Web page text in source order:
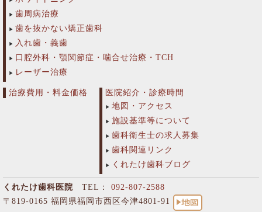
歯周病治療
歯を抜かない矯正歯科
入れ歯・義歯
口腔外科・顎関節症・噛合せ治療・TCH
レーザー治療
治療費用・料金価格
医院紹介・診療時間
地図・アクセス
施設基準等について
歯科衛生士の求人募集
歯科関連リンク
くれたけ歯科ブログ
くれたけ歯科医院 TEL：
092-807-2588
〒819-0165 福岡県福岡市西区今津4801-91